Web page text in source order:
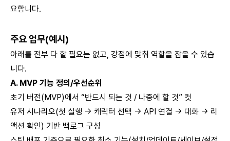
요합니다.
주요 업무(예시)
아래를 전부 다 할 필요는 없고, 강점에 맞춰 역할을 잡을 수 있습
니다.
A. MVP 기능 정의/우선순위
초기 버전(MVP)에서 “반드시 되는 것 / 나중에 할 것” 컷
유저 시나리오(첫 실행 → 캐릭터 선택 → API 연결 → 대화 → 리
액션 확인) 기반 백로그 구성